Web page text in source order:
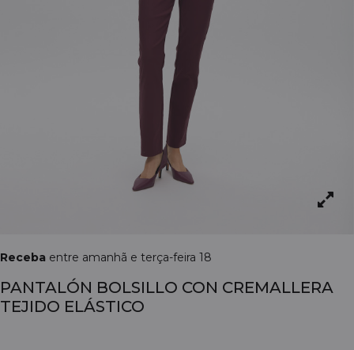
Receba entre amanhã e terça-feira 18
PANTALÓN BOLSILLO CON CREMALLERA
TEJIDO ELÁSTICO